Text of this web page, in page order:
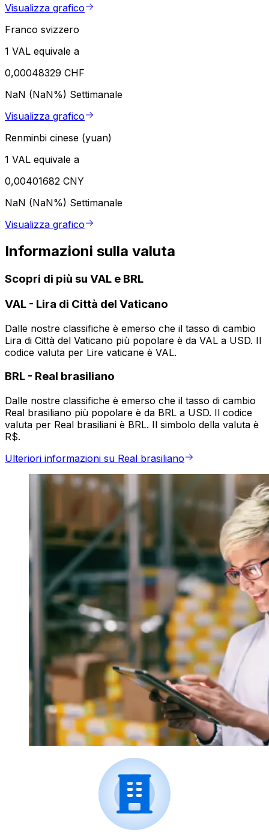
Visualizza grafico
Franco svizzero
1 VAL equivale a
0,00048329 CHF
NaN (NaN%) Settimanale
Visualizza grafico
Renminbi cinese (yuan)
1 VAL equivale a
0,00401682 CNY
NaN (NaN%) Settimanale
Visualizza grafico
Informazioni sulla valuta
Scopri di più su VAL e BRL
VAL - Lira di Città del Vaticano
Dalle nostre classifiche è emerso che il tasso di cambio
Lira di Città del Vaticano più popolare è da VAL a USD. Il
codice valuta per Lire vaticane è VAL.
BRL - Real brasiliano
Dalle nostre classifiche è emerso che il tasso di cambio
Real brasiliano più popolare è da BRL a USD. Il codice
valuta per Real brasiliani è BRL. Il simbolo della valuta è
R$.
Ulteriori informazioni su Real brasiliano